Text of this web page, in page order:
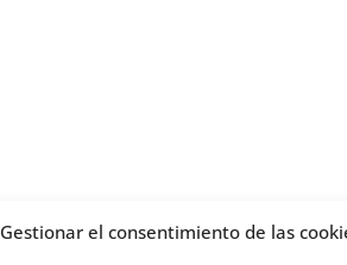
Gestionar el consentimiento de las